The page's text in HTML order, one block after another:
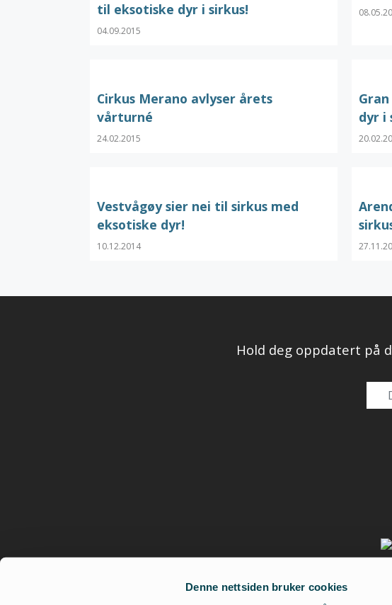
Denne nettsiden bruker cookies
til eksotiske dyr i sirkus!
04.09.2015
Cirkus Merano avlyser årets
vårturné
24.02.2015
dyr i
Vestvågøy sier nei til sirkus med
eksotiske dyr!
10.12.2014
Hold deg oppdatert på
NOAH - for